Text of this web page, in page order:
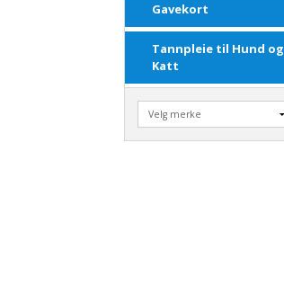
Gavekort
Tannpleie til Hund og
Katt